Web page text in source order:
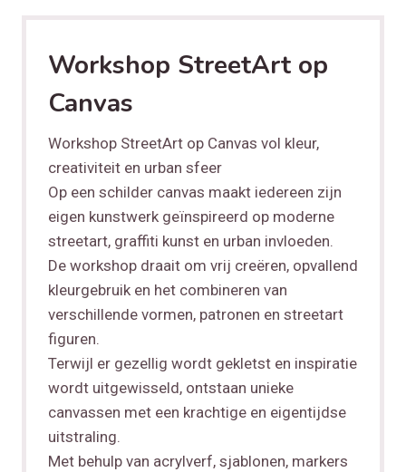
Workshop StreetArt op
Canvas
Workshop StreetArt op Canvas vol kleur,
creativiteit en urban sfeer
Op een schilder canvas maakt iedereen zijn
eigen kunstwerk geïnspireerd op moderne
streetart, graffiti kunst en urban invloeden.
De workshop draait om vrij creëren, opvallend
kleurgebruik en het combineren van
verschillende vormen, patronen en streetart
figuren.
Terwijl er gezellig wordt gekletst en inspiratie
wordt uitgewisseld, ontstaan unieke
canvassen met een krachtige en eigentijdse
uitstraling.
Met behulp van acrylverf, sjablonen, markers